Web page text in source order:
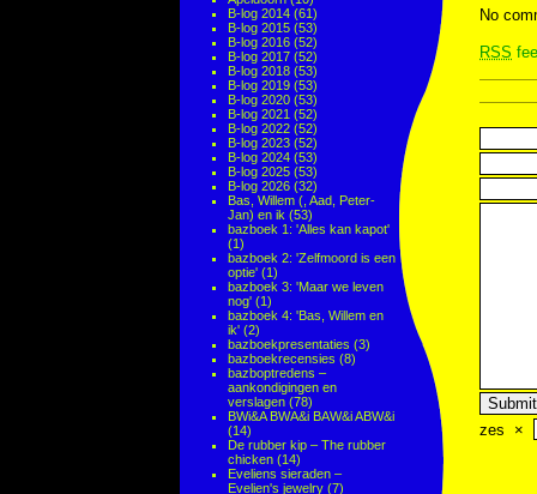
B-log 2014 (61)
B-log 2015 (53)
B-log 2016 (52)
B-log 2017 (52)
B-log 2018 (53)
B-log 2019 (53)
B-log 2020 (53)
B-log 2021 (52)
B-log 2022 (52)
B-log 2023 (52)
B-log 2024 (53)
B-log 2025 (53)
B-log 2026 (32)
Bas, Willem (, Aad, Peter-
Jan) en ik (53)
bazboek 1: 'Alles kan kapot'
(1)
bazboek 2: 'Zelfmoord is een
optie' (1)
bazboek 3: 'Maar we leven
nog' (1)
bazboek 4: 'Bas, Willem en
ik' (2)
bazboekpresentaties (3)
bazboekrecensies (8)
bazboptredens –
aankondigingen en
verslagen (78)
BWi&A BWA&i BAW&i ABW&i
(14)
De rubber kip – The rubber
chicken (14)
Eveliens sieraden –
Evelien's jewelry (7)
No
RSS
zes ×